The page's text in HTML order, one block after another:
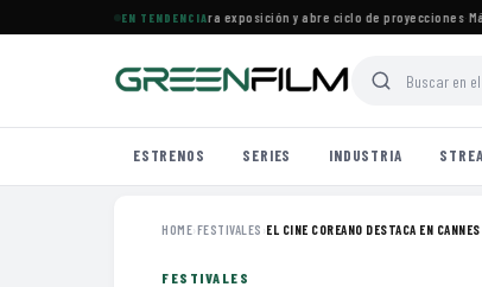
EN TENDENCIA
Francés en Maracaibo cierra exposición y abre ciclo de proyecciones·Más
ESTRENOS SERIES INDUSTRIA
HOME›FESTIVALES ›EL CINE COREANO DESTACA EN
FESTIVALES